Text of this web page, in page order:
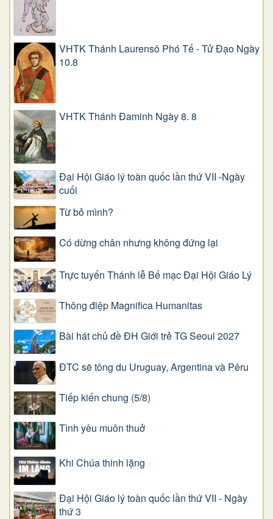
VHTK Thánh Laurensô Phó Tế - Tử Đạo Ngày
10.8
VHTK Thánh Đaminh Ngày 8. 8
Đại Hội Giáo lý toàn quốc lần thứ VII -Ngày
cuối
Từ bỏ mình?
Có dừng chân nhưng không đứng lại
Trực tuyến Thánh lễ Bế mạc Đại Hội Giáo Lý
Thông điệp Magnifica Humanitas
Bài hát chủ đề ĐH Giới trẻ TG Seoul 2027
ĐTC sẽ tông du Uruguay, Argentina và Pêru
Tiếp kiến chung (5/8)
Tình yêu muôn thuở
Khi Chúa thinh lặng
Đại Hội Giáo lý toàn quốc lần thứ VII - Ngày
thứ 3